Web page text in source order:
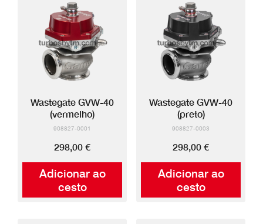
Adicionar ao
cesto
Wastegate GVW-40
(vermelho)
908827-0001
298,00 €
Adicionar ao
cesto
Wastegate GVW-40
(preto)
908827-0003
298,00 €